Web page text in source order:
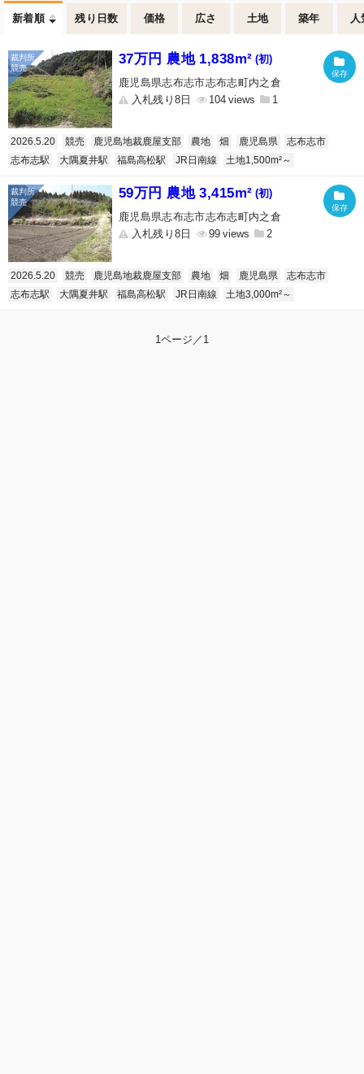
新着順 残り日数 価格 広さ 土地 築年 人
37万円 農地 1,838m² (初)
鹿児島県志布志市志布志町内之倉
入札残り8日
104 1
2026.5.20 競売 鹿児島地裁鹿屋支部 農地 畑 鹿児島県
志布志市
志布志駅
大隅夏井駅 福島高松駅 JR日南線 土地1,500m²～
59万円 農地 3,415m² (初)
鹿児島県志布志市志布志町内之倉
入札残り8日
99 2
2026.5.20 競売 鹿児島地裁鹿屋支部 農地 畑 鹿児島県
志布志市
志布志駅
大隅夏井駅 福島高松駅 JR日南線 土地3,000m²～
1ページ／1